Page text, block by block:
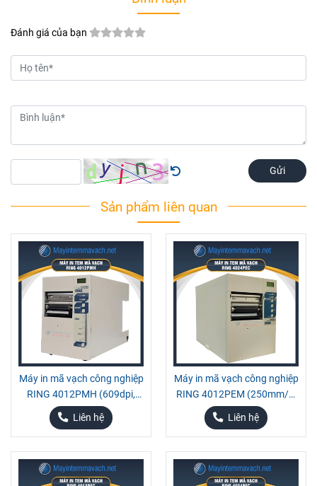
Đánh giá của bạn
Gửi
Sản phẩm liên quan
Máy in mã vạch công nghiệp
RING 4012PMH (609dpi,
80mm/s)
Liên hệ
Máy in mã vạch công nghiệp
RING 4012PEM (250mm/s,
300dpi)
Liên hệ